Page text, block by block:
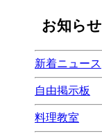
お知らせ
新着ニュース
自由掲示板
料理教室